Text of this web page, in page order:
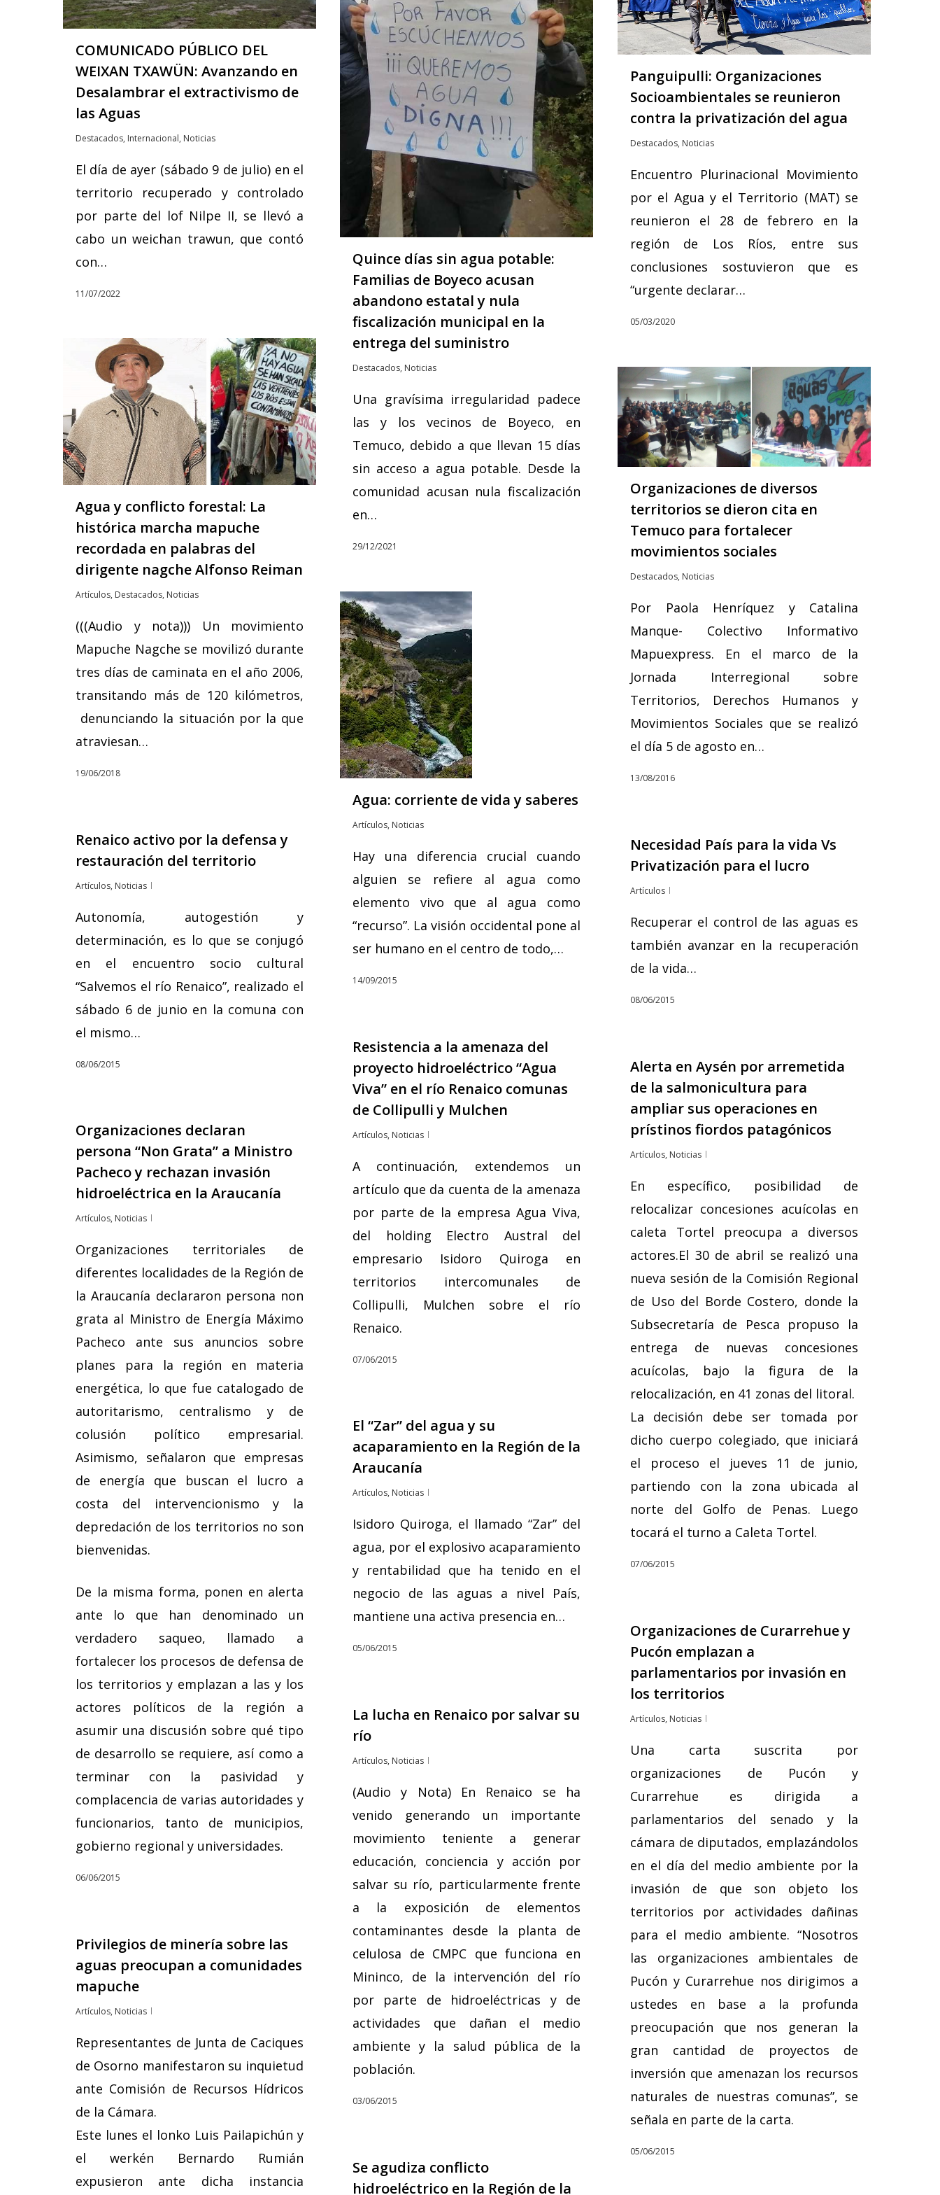
COMUNICADO PÚBLICO DEL
WEIXAN TXAWÜN: Avanzando en
Desalambrar el extractivismo de
las Aguas
Destacados, Internacional, Noticias
El día de ayer (sábado 9 de julio) en el
territorio recuperado y controlado
por parte del lof Nilpe II, se llevó a
cabo un weichan trawun, que contó
con…
11/07/2022
Quince días sin agua potable:
Familias de Boyeco acusan
abandono estatal y nula
fiscalización municipal en la
entrega del suministro
Destacados, Noticias
Una gravísima irregularidad padece
las y los vecinos de Boyeco, en
Temuco, debido a que llevan 15 días
sin acceso a agua potable. Desde la
comunidad acusan nula fiscalización
en…
29/12/2021
Panguipulli: Organizaciones
Socioambientales se reunieron
contra la privatización del agua
Destacados, Noticias
Encuentro Plurinacional Movimiento
por el Agua y el Territorio (MAT) se
reunieron el 28 de febrero en la
región de Los Ríos, entre sus
conclusiones sostuvieron que es
“urgente declarar…
05/03/2020
Agua y conflicto forestal: La
histórica marcha mapuche
recordada en palabras del
dirigente nagche Alfonso Reiman
Artículos, Destacados, Noticias
(((Audio y nota))) Un movimiento
Mapuche Nagche se movilizó durante
tres días de caminata en el año 2006,
transitando más de 120 kilómetros,
denunciando la situación por la que
atraviesan…
19/06/2018
Organizaciones de diversos
territorios se dieron cita en
Temuco para fortalecer
movimientos sociales
Destacados, Noticias
Por Paola Henríquez y Catalina
Manque- Colectivo Informativo
Mapuexpress. En el marco de la
Jornada Interregional sobre
Territorios, Derechos Humanos y
Movimientos Sociales que se realizó
el día 5 de agosto en…
13/08/2016
Agua: corriente de vida y saberes
Artículos, Noticias
Hay una diferencia crucial cuando
alguien se refiere al agua como
elemento vivo que al agua como
“recurso”. La visión occidental pone al
ser humano en el centro de todo,…
14/09/2015
Renaico activo por la defensa y
restauración del territorio
Artículos, Noticias
Autonomía, autogestión y
determinación, es lo que se conjugó
en el encuentro socio cultural
“Salvemos el río Renaico”, realizado el
sábado 6 de junio en la comuna con
el mismo…
08/06/2015
Necesidad País para la vida Vs
Privatización para el lucro
Artículos
Recuperar el control de las aguas es
también avanzar en la recuperación
de la vida…
08/06/2015
Resistencia a la amenaza del
proyecto hidroeléctrico “Agua
Viva” en el río Renaico comunas
de Collipulli y Mulchen
Artículos, Noticias
A continuación, extendemos un
artículo que da cuenta de la amenaza
por parte de la empresa Agua Viva,
del holding Electro Austral del
empresario Isidoro Quiroga en
territorios intercomunales de
Collipulli, Mulchen sobre el río
Renaico.
07/06/2015
Alerta en Aysén por arremetida
de la salmonicultura para
ampliar sus operaciones en
prístinos fiordos patagónicos
Artículos, Noticias
En específico, posibilidad de
relocalizar concesiones acuícolas en
caleta Tortel preocupa a diversos
actores.El 30 de abril se realizó una
nueva sesión de la Comisión Regional
de Uso del Borde Costero, donde la
Subsecretaría de Pesca propuso la
entrega de nuevas concesiones
acuícolas, bajo la figura de la
relocalización, en 41 zonas del litoral.
La decisión debe ser tomada por
dicho cuerpo colegiado, que iniciará
el proceso el jueves 11 de junio,
partiendo con la zona ubicada al
norte del Golfo de Penas. Luego
tocará el turno a Caleta Tortel.
07/06/2015
Organizaciones declaran
persona “Non Grata” a Ministro
Pacheco y rechazan invasión
hidroeléctrica en la Araucanía
Artículos, Noticias
Organizaciones territoriales de
diferentes localidades de la Región de
la Araucanía declararon persona non
grata al Ministro de Energía Máximo
Pacheco ante sus anuncios sobre
planes para la región en materia
energética, lo que fue catalogado de
autoritarismo, centralismo y de
colusión político empresarial.
Asimismo, señalaron que empresas
de energía que buscan el lucro a
costa del intervencionismo y la
depredación de los territorios no son
bienvenidas.
De la misma forma, ponen en alerta
ante lo que han denominado un
verdadero saqueo, llamado a
fortalecer los procesos de defensa de
los territorios y emplazan a las y los
actores políticos de la región a
asumir una discusión sobre qué tipo
de desarrollo se requiere, así como a
terminar con la pasividad y
complacencia de varias autoridades y
funcionarios, tanto de municipios,
gobierno regional y universidades.
06/06/2015
El “Zar” del agua y su
acaparamiento en la Región de la
Araucanía
Artículos, Noticias
Isidoro Quiroga, el llamado “Zar” del
agua, por el explosivo acaparamiento
y rentabilidad que ha tenido en el
negocio de las aguas a nivel País,
mantiene una activa presencia en…
05/06/2015
Organizaciones de Curarrehue y
Pucón emplazan a
parlamentarios por invasión en
los territorios
Artículos, Noticias
Una carta suscrita por
organizaciones de Pucón y
Curarrehue es dirigida a
parlamentarios del senado y la
cámara de diputados, emplazándolos
en el día del medio ambiente por la
invasión de que son objeto los
territorios por actividades dañinas
para el medio ambiente. “Nosotros
las organizaciones ambientales de
Pucón y Curarrehue nos dirigimos a
ustedes en base a la profunda
preocupación que nos generan la
gran cantidad de proyectos de
inversión que amenazan los recursos
naturales de nuestras comunas”, se
señala en parte de la carta.
05/06/2015
La lucha en Renaico por salvar su
río
Artículos, Noticias
(Audio y Nota) En Renaico se ha
venido generando un importante
movimiento teniente a generar
educación, conciencia y acción por
salvar su río, particularmente frente
a la exposición de elementos
contaminantes desde la planta de
celulosa de CMPC que funciona en
Mininco, de la intervención del río
por parte de hidroeléctricas y de
actividades que dañan el medio
ambiente y la salud pública de la
población.
03/06/2015
Privilegios de minería sobre las
aguas preocupan a comunidades
mapuche
Artículos, Noticias
Representantes de Junta de Caciques
de Osorno manifestaron su inquietud
ante Comisión de Recursos Hídricos
de la Cámara.
Este lunes el lonko Luis Pailapichún y
el werkén Bernardo Rumián
expusieron ante dicha instancia
Se agudiza conflicto
hidroeléctrico en la Región de la